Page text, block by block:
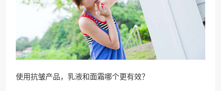
使用抗皱产品，乳液和面霜哪个更有效？